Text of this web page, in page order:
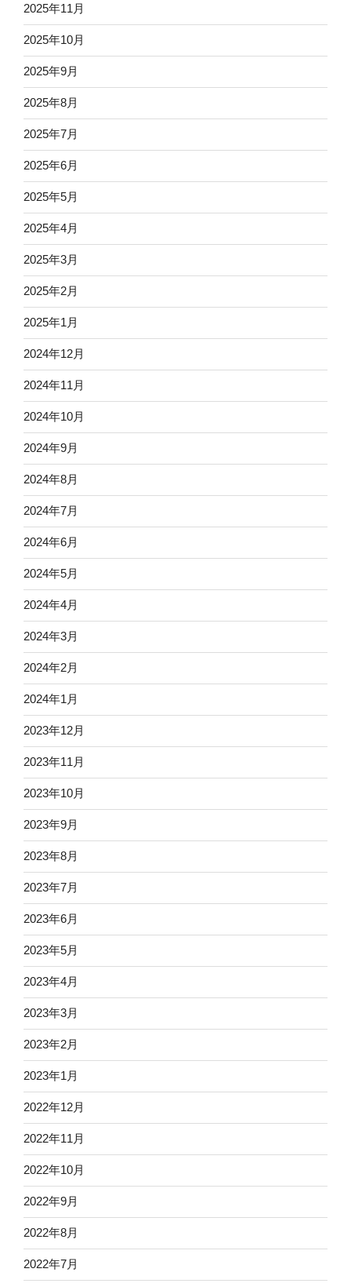
2025年11月
2025年10月
2025年9月
2025年8月
2025年7月
2025年6月
2025年5月
2025年4月
2025年3月
2025年2月
2025年1月
2024年12月
2024年11月
2024年10月
2024年9月
2024年8月
2024年7月
2024年6月
2024年5月
2024年4月
2024年3月
2024年2月
2024年1月
2023年12月
2023年11月
2023年10月
2023年9月
2023年8月
2023年7月
2023年6月
2023年5月
2023年4月
2023年3月
2023年2月
2023年1月
2022年12月
2022年11月
2022年10月
2022年9月
2022年8月
2022年7月